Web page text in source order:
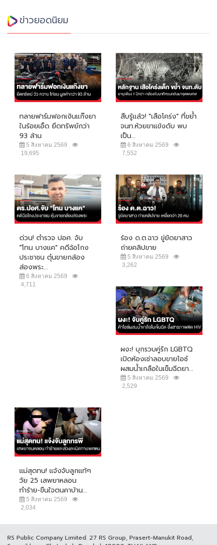
ข่าวยอดนิยม
ทลายฟาร์มฟอกเงินแก๊งยา
ในร้อยเอ็ด ยึดทรัพย์กว่า
93 ล้าน
5 สิงหาคม 2569
19,695
สืบรู้แล้ว! "เสือโคร่ง" ที่ขย้ำ
จนท.ห้วยขาแข้งดับ พบ
เป็น...
6 สิงหาคม 2569
7,552
ด่วน! ตำรวจ ปอศ. จับ
"โทน บางแค" คดีฉ้อโกง
ประชาชน ตุ๋นขายกล้อง
ส่องพระ...
6 สิงหาคม 2569
4,711
ร้อง ด.ต.ฉาว ขู่ยัดยาสาว
ถ่ายคลิปขาย
5 สิงหาคม 2569
3,262
ผงะ! บุกรวบคู่รัก LGBTQ
เปิดห้องเช่าลอบขายไอซ์
ผสมน้ำเกลือในเข็มฉีดยา...
5 สิงหาคม 2569
2,529
แม่สุดทน! แจ้งจับลูกแท้ๆ
วัย 25 เสพยาหลอน
ทำร้าย-ขืนใจตนคาบ้าน...
5 สิงหาคม 2569
2,034
RS Public Company Limited. 27 RS Group, Prasert-Manukit Road,